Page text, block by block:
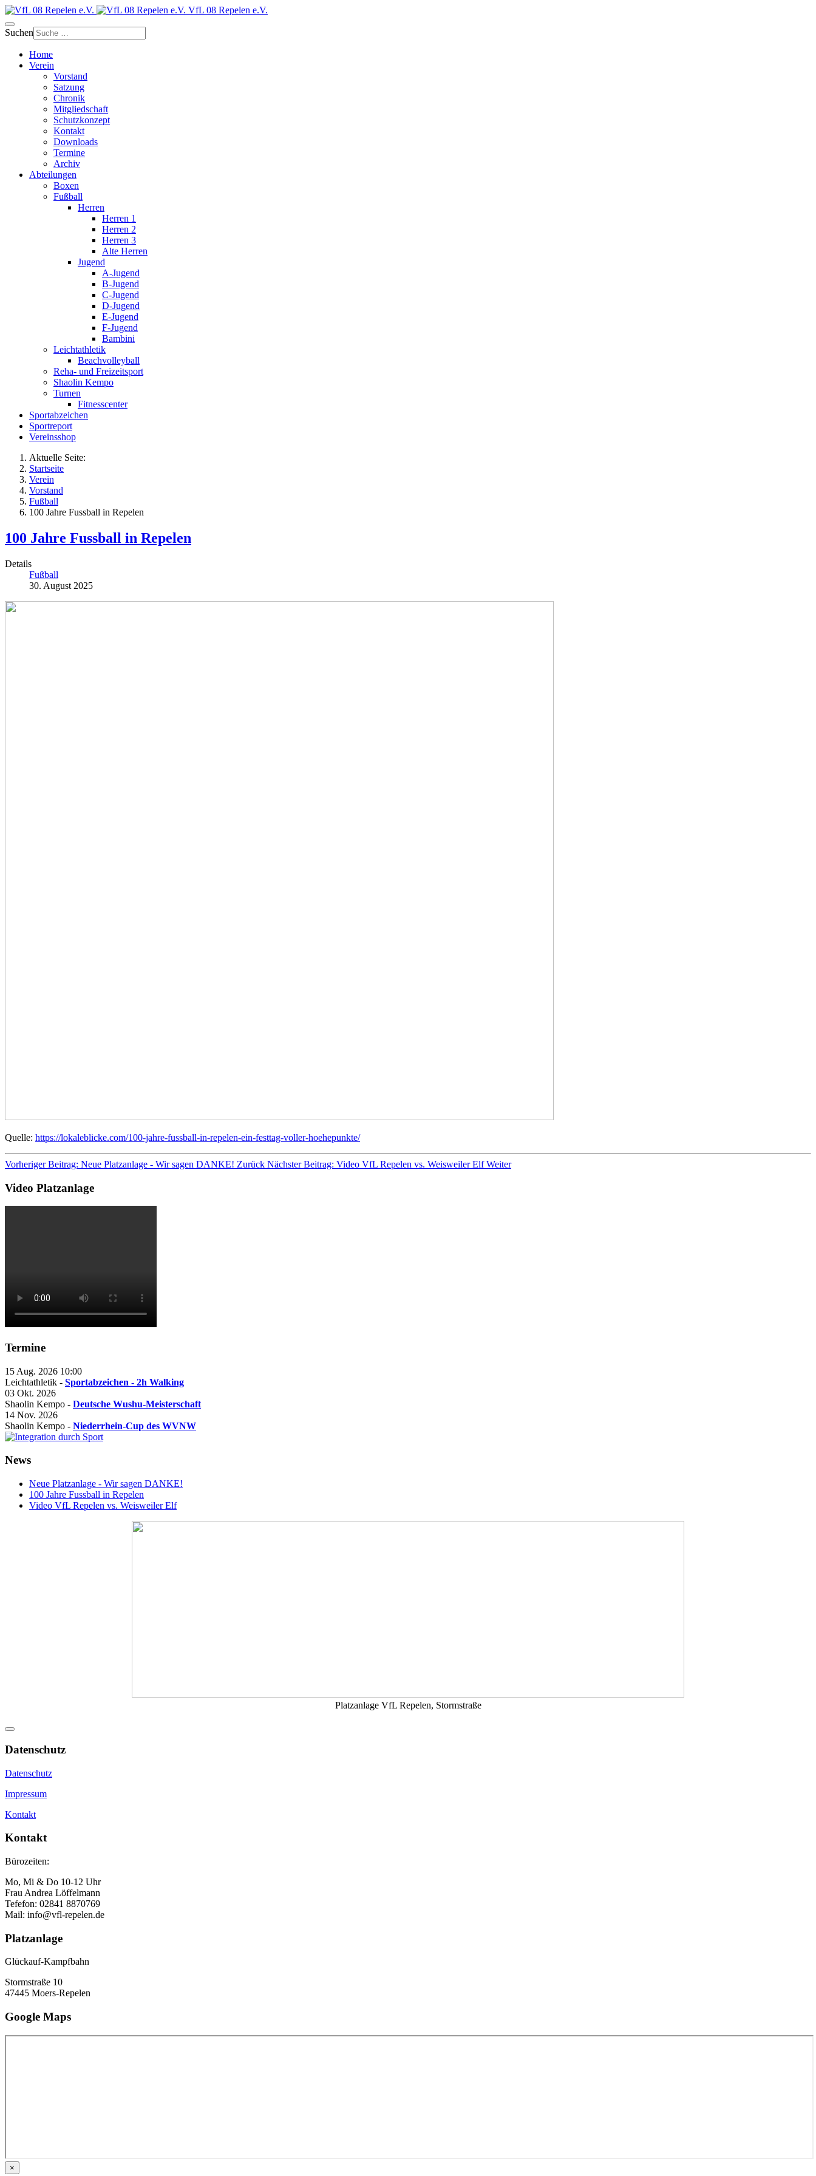
VfL 08 Repelen e.V.
Suchen
Home
Verein
Vorstand
Satzung
Chronik
Mitgliedschaft
Schutzkonzept
Kontakt
Downloads
Termine
Archiv
Abteilungen
Boxen
Fußball
Herren
Herren 1
Herren 2
Herren 3
Alte Herren
Jugend
A-Jugend
B-Jugend
C-Jugend
D-Jugend
E-Jugend
F-Jugend
Bambini
Leichtathletik
Beachvolleyball
Reha- und Freizeitsport
Shaolin Kempo
Turnen
Fitnesscenter
Sportabzeichen
Sportreport
Vereinsshop
Aktuelle Seite:
Startseite
Verein
Vorstand
Fußball
100 Jahre Fussball in Repelen
100 Jahre Fussball in Repelen
Details
Fußball
30. August 2025
Quelle: https://lokaleblicke.com/100-jahre-fussball-in-repelen-ein-festtag-voller-hoehepunkte/
Vorheriger Beitrag: Neue Platzanlage - Wir sagen DANKE! Zurück Nächster Beitrag: Video VfL Repelen vs. Weisweiler ElfWeiter
Video Platzanlage
Termine
15 Aug. 2026 10:00
Leichtathletik - Sportabzeichen - 2h Walking
03 Okt. 2026
Shaolin Kempo - Deutsche Wushu-Meisterschaft
14 Nov. 2026
Shaolin Kempo - Niederrhein-Cup des WVNW
News
Neue Platzanlage - Wir sagen DANKE!
100 Jahre Fussball in Repelen
Video VfL Repelen vs. Weisweiler Elf
Platzanlage VfL Repelen, Stormstraße
Datenschutz
Datenschutz
Impressum
Kontakt
Kontakt
Bürozeiten:
Mo, Mi & Do 10-12 Uhr
Frau Andrea Löffelmann
Tefefon: 02841 8870769
Mail: info@vfl-repelen.de
Platzanlage
Glückauf-Kampfbahn
Stormstraße 10
47445 Moers-Repelen
Google Maps
×